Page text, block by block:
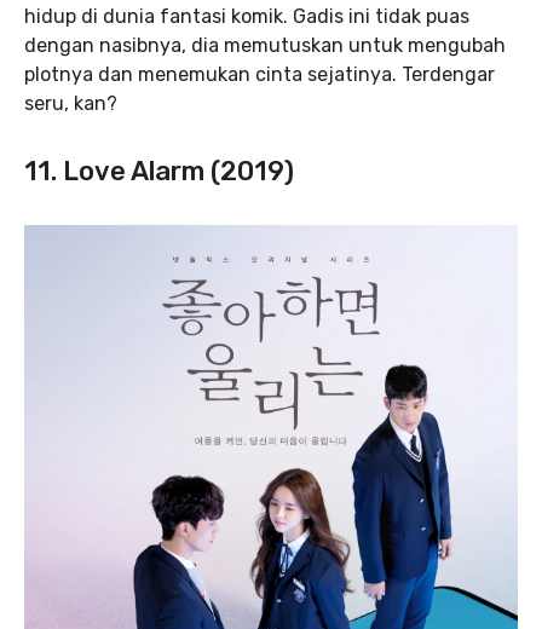
hidup di dunia fantasi komik. Gadis ini tidak puas
dengan nasibnya, dia memutuskan untuk mengubah
plotnya dan menemukan cinta sejatinya. Terdengar
seru, kan?
11. Love Alarm (2019)